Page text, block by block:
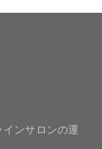
ンサロンの運